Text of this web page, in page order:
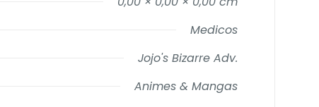
Medicos
Jojo's Bizarre Adv.
Animes & Mangas